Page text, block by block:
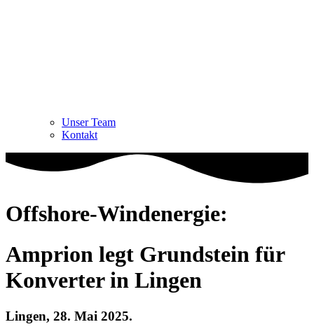
Unser Team
Kontakt
Offshore-Windenergie:
Amprion legt Grundstein für
Konverter in Lingen
Lingen, 28. Mai 2025.